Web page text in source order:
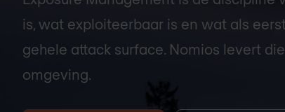
is, wat exploiteerbaar is en wat als
gehele attack surface. Nomios levert
omgeving.